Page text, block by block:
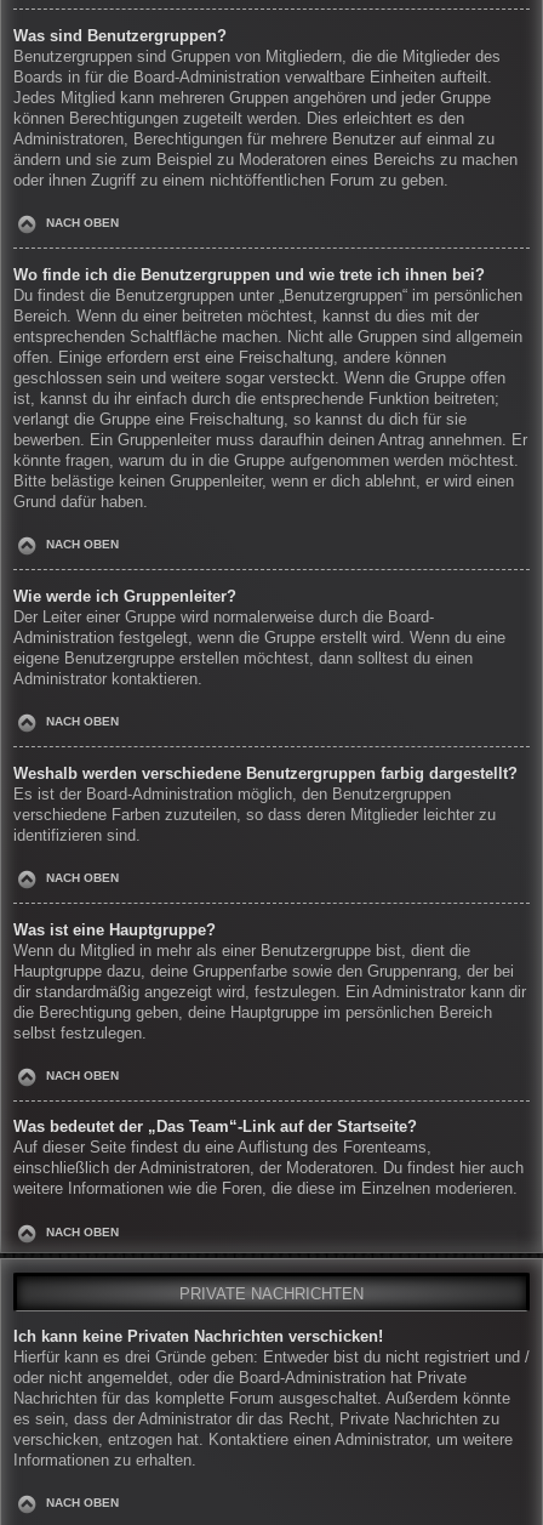
Was sind Benutzergruppen?
Benutzergruppen sind Gruppen von Mitgliedern, die die Mitglieder des
Boards in für die Board-Administration verwaltbare Einheiten aufteilt.
Jedes Mitglied kann mehreren Gruppen angehören und jeder Gruppe
können Berechtigungen zugeteilt werden. Dies erleichtert es den
Administratoren, Berechtigungen für mehrere Benutzer auf einmal zu
ändern und sie zum Beispiel zu Moderatoren eines Bereichs zu machen
oder ihnen Zugriff zu einem nichtöffentlichen Forum zu geben.
NACH OBEN
Wo finde ich die Benutzergruppen und wie trete ich ihnen bei?
Du findest die Benutzergruppen unter „Benutzergruppen“ im persönlichen
Bereich. Wenn du einer beitreten möchtest, kannst du dies mit der
entsprechenden Schaltfläche machen. Nicht alle Gruppen sind allgemein
offen. Einige erfordern erst eine Freischaltung, andere können
geschlossen sein und weitere sogar versteckt. Wenn die Gruppe offen
ist, kannst du ihr einfach durch die entsprechende Funktion beitreten;
verlangt die Gruppe eine Freischaltung, so kannst du dich für sie
bewerben. Ein Gruppenleiter muss daraufhin deinen Antrag annehmen. Er
könnte fragen, warum du in die Gruppe aufgenommen werden möchtest.
Bitte belästige keinen Gruppenleiter, wenn er dich ablehnt, er wird einen
Grund dafür haben.
NACH OBEN
Wie werde ich Gruppenleiter?
Der Leiter einer Gruppe wird normalerweise durch die Board-
Administration festgelegt, wenn die Gruppe erstellt wird. Wenn du eine
eigene Benutzergruppe erstellen möchtest, dann solltest du einen
Administrator kontaktieren.
NACH OBEN
Weshalb werden verschiedene Benutzergruppen farbig dargestellt?
Es ist der Board-Administration möglich, den Benutzergruppen
verschiedene Farben zuzuteilen, so dass deren Mitglieder leichter zu
identifizieren sind.
NACH OBEN
Was ist eine Hauptgruppe?
Wenn du Mitglied in mehr als einer Benutzergruppe bist, dient die
Hauptgruppe dazu, deine Gruppenfarbe sowie den Gruppenrang, der bei
dir standardmäßig angezeigt wird, festzulegen. Ein Administrator kann dir
die Berechtigung geben, deine Hauptgruppe im persönlichen Bereich
selbst festzulegen.
NACH OBEN
Was bedeutet der „Das Team“-Link auf der Startseite?
Auf dieser Seite findest du eine Auflistung des Forenteams,
einschließlich der Administratoren, der Moderatoren. Du findest hier auch
weitere Informationen wie die Foren, die diese im Einzelnen moderieren.
NACH OBEN
PRIVATE NACHRICHTEN
Ich kann keine Privaten Nachrichten verschicken!
Hierfür kann es drei Gründe geben: Entweder bist du nicht registriert und /
oder nicht angemeldet, oder die Board-Administration hat Private
Nachrichten für das komplette Forum ausgeschaltet. Außerdem könnte
es sein, dass der Administrator dir das Recht, Private Nachrichten zu
verschicken, entzogen hat. Kontaktiere einen Administrator, um weitere
Informationen zu erhalten.
NACH OBEN